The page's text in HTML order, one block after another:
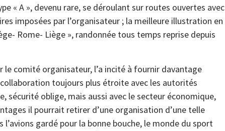
« A », devenu rare, se déroulant sur routes ouvertes avec
imposées par l’organisateur ; la meilleure illustration en
Rome- Liège », randonnée tous temps reprise depuis
comité organisateur, l’a incité à fournir davantage
toujours plus étroite avec les autorités
sécurité oblige, mais aussi avec le secteur économique,
il pourrait retirer d’une organisation d’une telle
l’avions gardé pour la bonne bouche, le monde du sport